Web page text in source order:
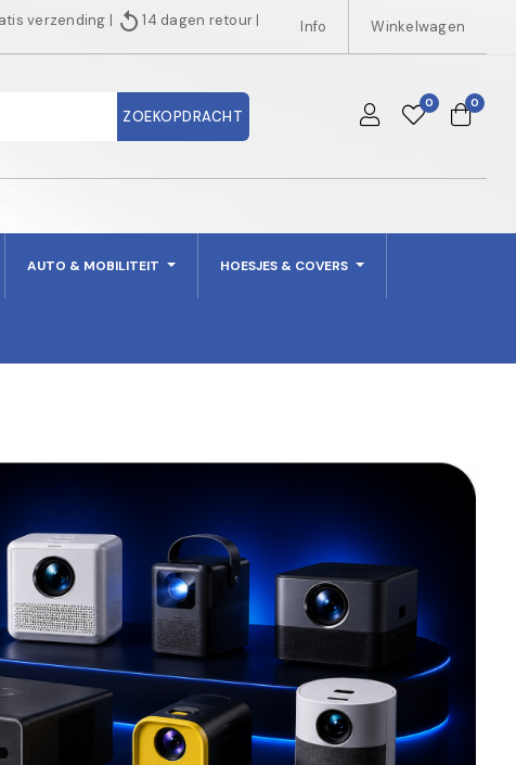
verzending | replay14 dagen retour | Info Winkelwagen
ZOEKOPDRACHT
0 0
AUTO & MOBILITEIT HOESJES & COVERS